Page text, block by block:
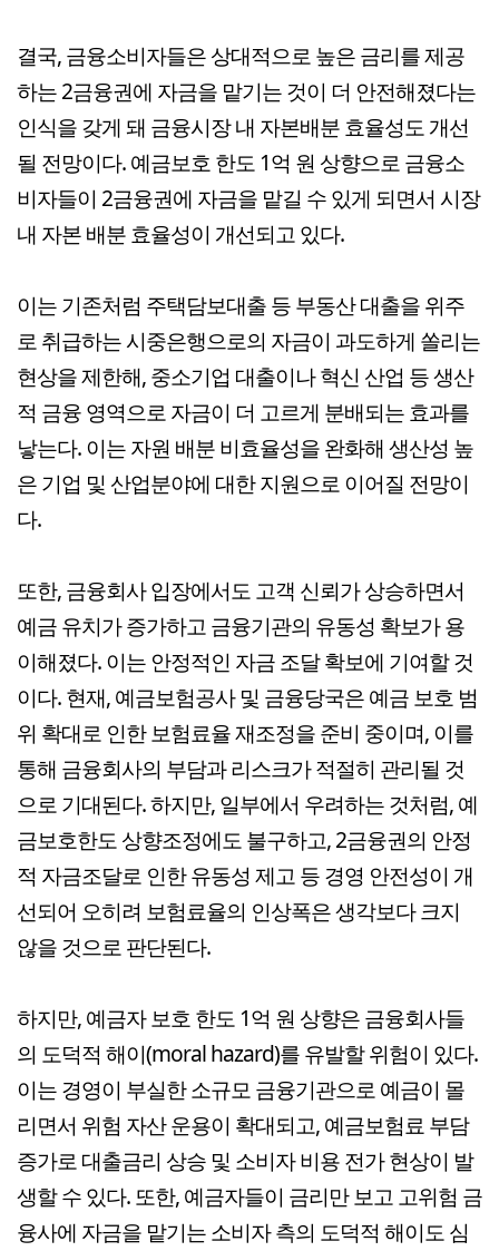
결국, 금융소비자들은 상대적으로 높은 금리를 제공
하는 2금융권에 자금을 맡기는 것이 더 안전해졌다는
인식을 갖게 돼 금융시장 내 자본배분 효율성도 개선
될 전망이다.​ 예금보호 한도 1억 원 상향으로 금융소
비자들이 2금융권에 자금을 맡길 수 있게 되면서 시장
내 자본 배분 효율성이 개선되고 있다.
이는 기존처럼 주택담보대출 등 부동산 대출을 위주
로 취급하는 시중은행으로의 자금이 과도하게 쏠리는
현상을 제한해, 중소기업 대출이나 혁신 산업 등 생산
적 금융 영역으로 자금이 더 고르게 분배되는 효과를
낳는다. 이는 자원 배분 비효율성을 완화해 생산성 높
은 기업 및 산업분야에 대한 지원으로 이어질 전망이
다.
또한, 금융회사 입장에서도 고객 신뢰가 상승하면서
예금 유치가 증가하고 금융기관의 유동성 확보가 용
이해졌다. 이는 안정적인 자금 조달 확보에 기여할 것
이다. 현재, 예금보험공사 및 금융당국은 예금 보호 범
위 확대로 인한 보험료율 재조정을 준비 중이며, 이를
통해 금융회사의 부담과 리스크가 적절히 관리될 것
으로 기대된다. 하지만, 일부에서 우려하는 것처럼, 예
금보호한도 상향조정에도 불구하고, 2금융권의 안정
적 자금조달로 인한 유동성 제고 등 경영 안전성이 개
선되어 오히려 보험료율의 인상폭은 생각보다 크지
않을 것으로 판단된다.
하지만, 예금자 보호 한도 1억 원 상향은 금융회사들
의 도덕적 해이(moral hazard)를 유발할 위험이 있다.
이는 경영이 부실한 소규모 금융기관으로 예금이 몰
리면서 위험 자산 운용이 확대되고, 예금보험료 부담
증가로 대출금리 상승 및 소비자 비용 전가 현상이 발
생할 수 있다. 또한, 예금자들이 금리만 보고 고위험 금
융사에 자금을 맡기는 소비자 측의 도덕적 해이도 심